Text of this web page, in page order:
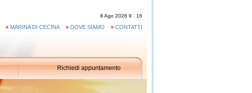
8 Ago 2026 9 : 16
» MARINA DI CECINA » DOVE SIAMO » CONTATTI
Richiedi appuntamento